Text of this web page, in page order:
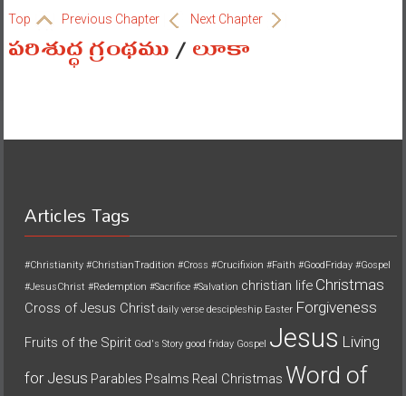
Top Previous Chapter Next Chapter
పరిశుద్ధ గ్రంథము/లూకా
Articles Tags
#Christianity #ChristianTradition #Cross #Crucifixion #Faith #GoodFriday #Gospel
#JesusChrist #Redemption #Sacrifice #Salvation christian life Christmas
Cross of Jesus Christ daily verse descipleship Easter Forgiveness
Fruits of the Spirit God's Story good friday Gospel Jesus Living
for Jesus Parables Psalms Real Christmas Word of